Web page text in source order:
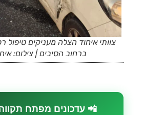
צוותי איחוד הצלה מעניקים טיפול
ברחוב הסיבים | צילום:
📲 עדכונים מפתח